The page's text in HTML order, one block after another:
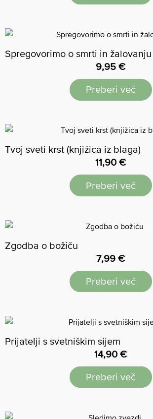
Spregovorimo o smrti in žalovanju
9,95 €
Preberi več
Tvoj sveti krst (knjižica iz blaga)
11,90 €
Preberi več
Zgodba o božiču
7,99 €
Preberi več
Prijatelji s svetniškim sijem
14,90 €
Preberi več